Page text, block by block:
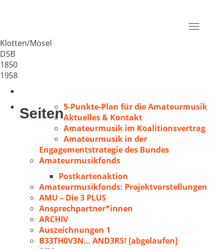
Toggle
Klotten/Mosel
DSB
1850
1958
Seiten5-Punkte-Plan für die Amateurmusik
Aktuelles & Kontakt
Amateurmusik im Koalitionsvertrag
Amateurmusik in der
Engagementstrategie des Bundes
Amateurmusikfonds
Postkartenaktion
Amateurmusikfonds: Projektvorstellungen
AMU – Die 3 PLUS
Ansprechpartner*innen
ARCHIV
Auszeichnungen 1
B33TH0V3N… AND3RS! [abgelaufen]